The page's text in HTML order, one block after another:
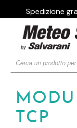
Spedizione
TCP